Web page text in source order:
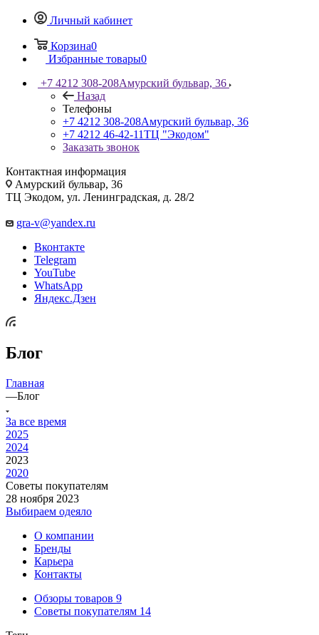
Личный кабинет
Корзина0
Избранные товары0
+7 4212 308-208Амурский бульвар, 36
Назад
Телефоны
+7 4212 308-208Амурский бульвар, 36
+7 4212 46-42-11ТЦ "Экодом"
Заказать звонок
Контактная информация
Амурский бульвар, 36
ТЦ Экодом, ул. Ленинградская, д. 28/2
gra-v@yandex.ru
Вконтакте
Telegram
YouTube
WhatsApp
Яндекс.Дзен
Блог
Главная
—Блог
За все время
2025
2024
2023
2020
Советы покупателям
28 ноября 2023
Выбираем одеяло
О компании
Бренды
Карьера
Контакты
Обзоры товаров 9
Советы покупателям 14